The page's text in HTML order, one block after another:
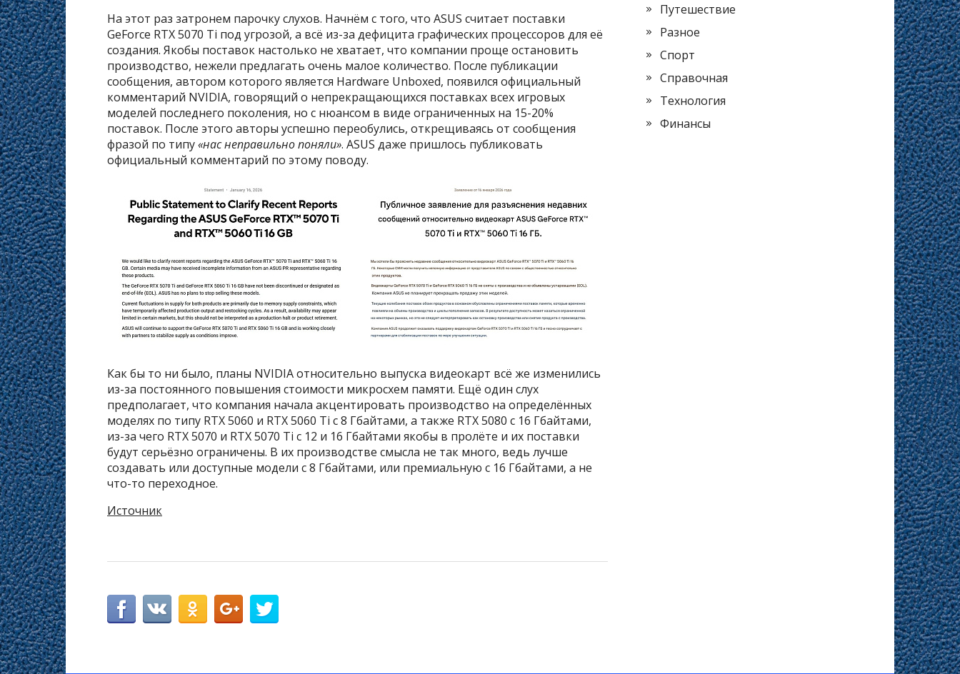
На этот раз затронем парочку слухов. Начнём с того, что ASUS считает поставки
GeForce RTX 5070 Ti под угрозой, а всё из-за дефицита графических процессоров для её
создания. Якобы поставок настолько не хватает, что компании проще остановить
производство, нежели предлагать очень малое количество. После публикации
сообщения, автором которого является Hardware Unboxed, появился официальный
комментарий NVIDIA, говорящий о непрекращающихся поставках всех игровых
моделей последнего поколения, но с нюансом в виде ограниченных на 15-20%
поставок. После этого авторы успешно переобулись, открещиваясь от сообщения
фразой по типу«нас неправильно поняли». ASUS даже пришлось публиковать
официальный комментарий по этому поводу.
Как бы то ни было, планы NVIDIA относительно выпуска видеокарт всё же изменились
из-за постоянного повышения стоимости микросхем памяти. Ещё один слух
предполагает, что компания начала акцентировать производство на определённых
моделях по типу RTX 5060 и RTX 5060 Ti с 8 Гбайтами, а также RTX 5080 с 16 Гбайтами,
из-за чего RTX 5070 и RTX 5070 Ti с 12 и 16 Гбайтами якобы в пролёте и их поставки
будут серьёзно ограничены. В их производстве смысла не так много, ведь лучше
создавать или доступные модели с 8 Гбайтами, или премиальную с 16 Гбайтами, а не
что-то переходное.
Источник
Путешествие
Разное
Спорт
Справочная
Технология
Финансы